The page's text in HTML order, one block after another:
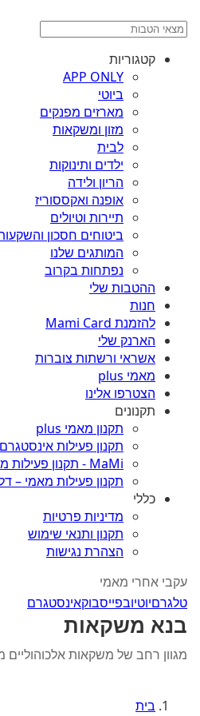
קטגוריות
APP ONLY
ביוטי
מארזים מפנקים
מזון ומשקאות
לבית
ילדים ותינוקות
הריון ולידה
אופנה ואקססוריז
תיירות וטיולים
ביטוחים חסכון
המותגים שלנו
נפתחות בקרוב
ההטבות שלי
חנות
להזמנת Mami Card
הארנק שלי
אשראי ורשתות צוברות
מאמי plus
הצטרפו אלינו
תקנונים
תקנון מאמי plus
תקנון פעילות
MaMi - תקנון פעילות מאמי – מתנה לגננת
תקנון פעילות מאמי –
כללי
מדיניות פרטיות
תקנון ותנאי שימוש
הצהרת נגישות
עקבי אחרי מאמי
טלגרםיוטיובפייסבוקאינסטגרם
בנא משקאות
מגוון רחב של משקאות
בית